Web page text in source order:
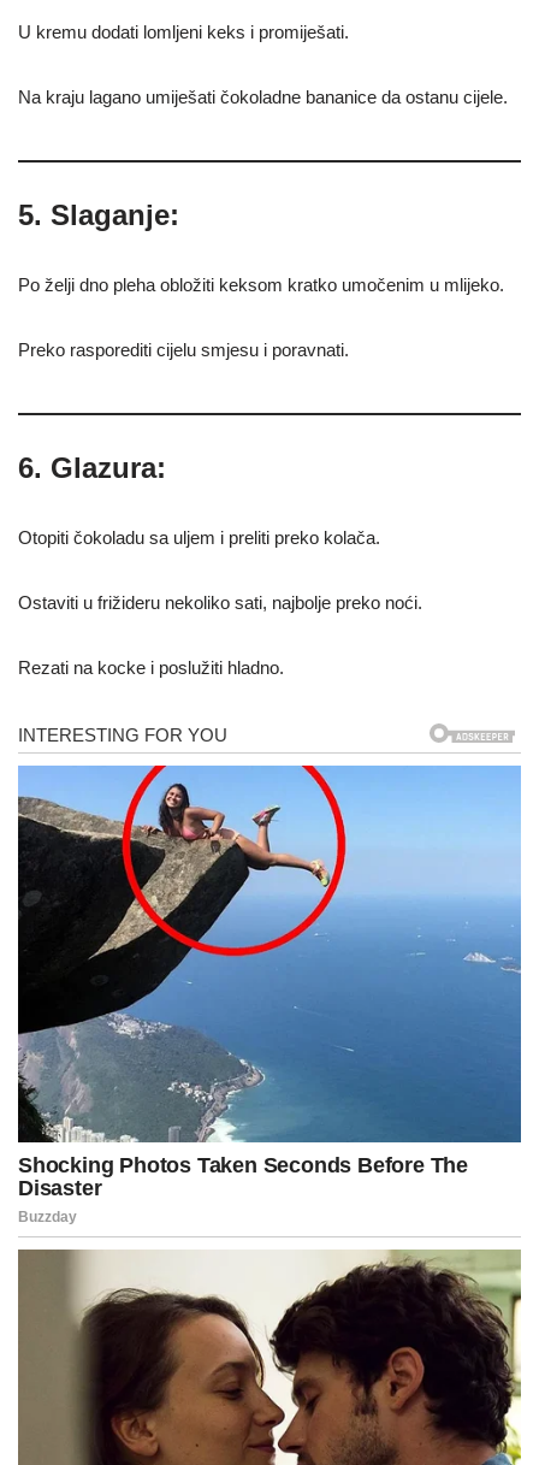
U kremu dodati lomljeni keks i promiješati.
Na kraju lagano umiješati čokoladne bananice da ostanu cijele.
5. Slaganje:
Po želji dno pleha obložiti keksom kratko umočenim u mlijeko.
Preko rasporediti cijelu smjesu i poravnati.
6. Glazura:
Otopiti čokoladu sa uljem i preliti preko kolača.
Ostaviti u frižideru nekoliko sati, najbolje preko noći.
Rezati na kocke i poslužiti hladno.